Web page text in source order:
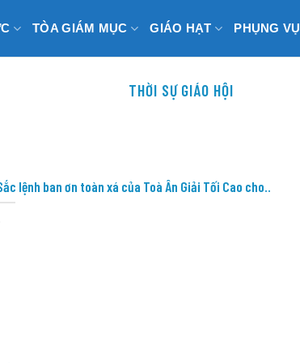
TÒA GIÁM MỤC GIÁO HẠT PHỤNG VỤ
THỜI SỰ GIÁO HỘI
lệnh ban ơn toàn xá của Toà Ân Giải Tối Cao cho..